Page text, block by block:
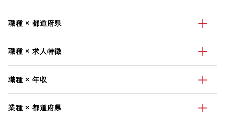
職種 × 都道府県
職種 × 求人特徴
職種 × 年収
業種 × 都道府県